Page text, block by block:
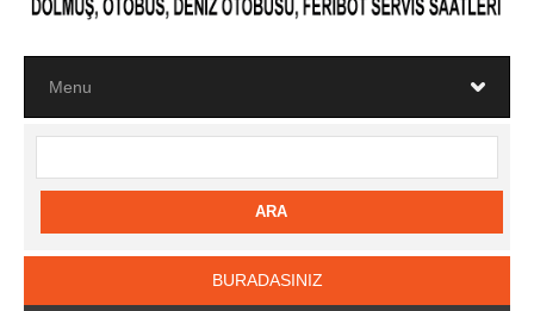
BURADASINIZ